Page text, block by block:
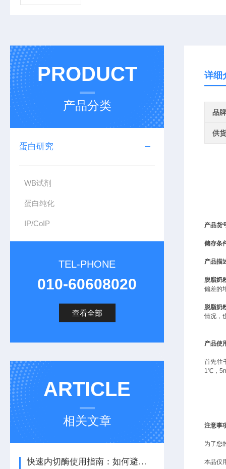
PRODUCT
产品分类
蛋白研究
WB试剂
蛋白纯化
IP/CoIP
TEL-PHONE
010-60608020
查看全部
ARTICLE
相关文章
快速内切酶使用指南：如何避免星状活性与提高特异性？
详细
品牌
供
产品货
储存条
产品描
脱脂奶
偏差的
脱脂奶
情况，
产品使
首先往
1℃，
注意事
为了您
本品仅